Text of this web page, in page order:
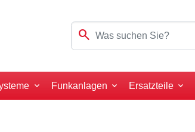
search
Funkanlagen Ersatzteile